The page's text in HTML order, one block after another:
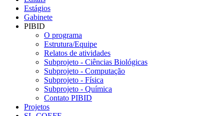
Estágios
Gabinete
PIBID
O programa
Estrutura/Equipe
Relatos de atividades
Subprojeto - Ciências Biológicas
Subprojeto - Computação
Subprojeto - Física
Subprojeto - Química
Contato PIBID
Projetos